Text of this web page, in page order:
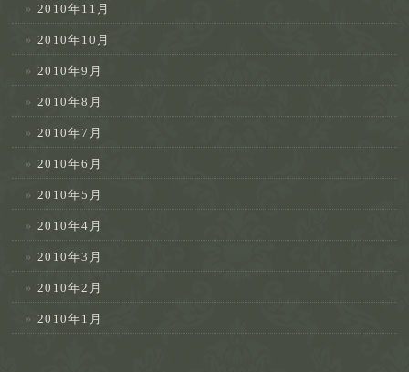
2010年11月
2010年10月
2010年9月
2010年8月
2010年7月
2010年6月
2010年5月
2010年4月
2010年3月
2010年2月
2010年1月